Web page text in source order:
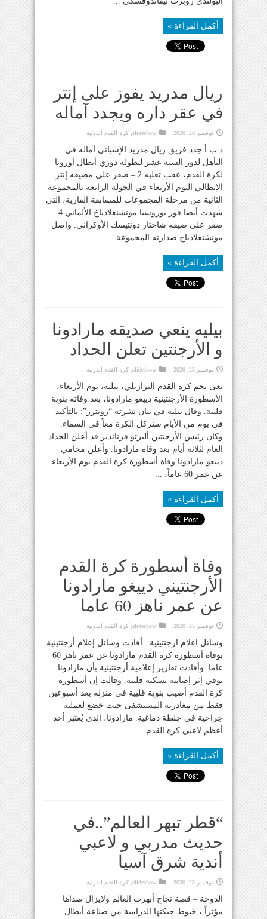
أكمل القراءة »
ريال مدريد يفوز على إنتر
في عقر داره ويجدد آماله
نوفمبر 26, 2020 slideshow كرة القدم الدولية
د ب أ جدد فريق ريال مدريد الإسباني آماله في
التأهل لدور الستة عشر لبطولة دوري أبطال أوروبا
لكرة القدم، عقب تغلبه 2 – صفر على مضيفه إنتر
الإيطالي اليوم الأربعاء في الجولة الرابعة بالمجموعة
الثانية من مرحلة المجموعات للمسابقة القارية، التي
شهدت أيضا فوز بوروسيا مونشنغلادباخ الألماني 4 –
صفر على ضيفه شاختار دونتيسك الأوكراني. واصل
مونشنغلادباخ صدارته المجموعة ...
أكمل القراءة »
بيليه ينعي صديقه مارادونا
و الأرجنتين تعلن الحداد
نوفمبر 25, 2020 slideshow كرة القدم الدولية
نعى نجم كرة القدم البرازيلي، بيليه، يوم الأربعاء،
الأسطورة الأرجنتينية دييغو مارادونا، بعد وفاته بنوبة
قلبية. وقال بيليه في بيان نشرته “رويترز”: بالتأكيد
في يوم من الأيام سنركل الكرة معاً في السماء.
وكان رئيس الأرجنتين ألبرتو فرنانديز قد أعلن الحداد
العام لثلاثة أيام بعد وفاة مارادونا. وأعلن محامي
دييغو مارادونا وفاة أسطورة كرة القدم يوم الأربعاء
عن عمر 60 عاماً، ...
أكمل القراءة »
وفاة أسطورة كرة القدم
الأرجنتيني دييغو مارادونا
عن عمر ناهز 60 عاما
نوفمبر 25, 2020 slideshow كرة القدم الدولية
وسائل اعلام ارجنتينية أفادت وسائل إعلام أرجنتينية
بوفاة أسطورة كرة القدم مارادونا عن عمر ناهز 60
عاما. وأفادت تقارير إعلامية أرجنتينية بأن مارادونا
توفي إثر إصابته بسكتة قلبية. وقالت إن أسطورة
كرة القدم أصيب بنوبة قلبية في منزله بعد أسبوعين
فقط من مغادرته المستشفى حيث خضع لعملية
جراحية في جلطة دماغية. مارادونا، الذي يُعتبر أحد
أعظم لاعبي كرة القدم ...
أكمل القراءة »
“قطر تبهر العالم”..في
حديث مدربي و لاعبي
أندية شرق آسيا
نوفمبر 25, 2020 slideshow كرة القدم الدولية
الدوحة – قصة نجاح أبهرت العالم ولايزال صداها
مؤثراً ، خيوط حبكتها الدرامية من صناعة أبطال